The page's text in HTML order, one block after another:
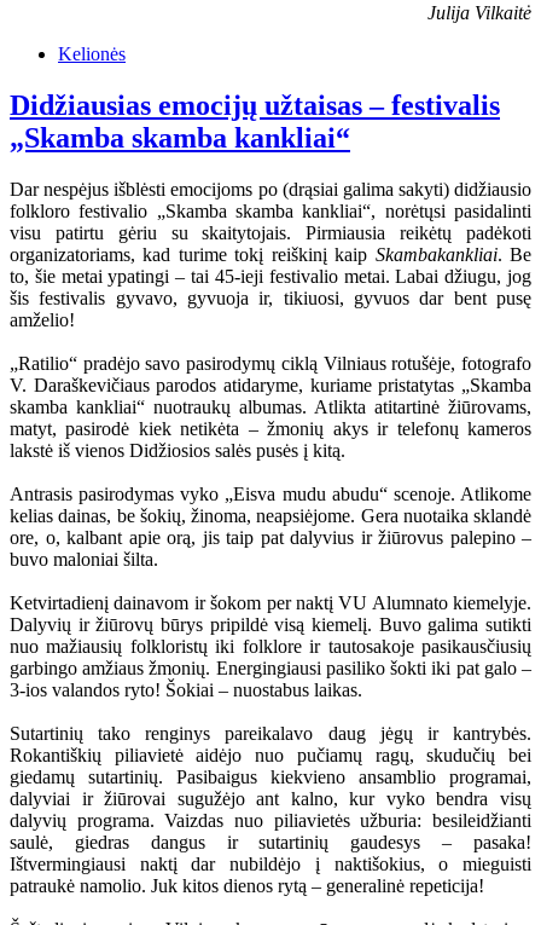
Julija Vilkaitė
Kelionės
Didžiausias emocijų užtaisas – festivalis
„Skamba skamba kankliai“
Dar nespėjus išblėsti emocijoms po (drąsiai galima sakyti) didžiausio
folkloro festivalio „Skamba skamba kankliai“, norėtųsi pasidalinti
visu patirtu gėriu su skaitytojais. Pirmiausia reikėtų padėkoti
organizatoriams, kad turime tokį reiškinį kaip Skambakankliai. Be
to, šie metai ypatingi – tai 45-ieji festivalio metai. Labai džiugu, jog
šis festivalis gyvavo, gyvuoja ir, tikiuosi, gyvuos dar bent pusę
amželio!
„Ratilio“ pradėjo savo pasirodymų ciklą Vilniaus rotušėje, fotografo
V. Daraškevičiaus parodos atidaryme, kuriame pristatytas „Skamba
skamba kankliai“ nuotraukų albumas. Atlikta atitartinė žiūrovams,
matyt, pasirodė kiek netikėta – žmonių akys ir telefonų kameros
lakstė iš vienos Didžiosios salės pusės į kitą.
Antrasis pasirodymas vyko „Eisva mudu abudu“ scenoje. Atlikome
kelias dainas, be šokių, žinoma, neapsiėjome. Gera nuotaika sklandė
ore, o, kalbant apie orą, jis taip pat dalyvius ir žiūrovus palepino –
buvo maloniai šilta.
Ketvirtadienį dainavom ir šokom per naktį VU Alumnato kiemelyje.
Dalyvių ir žiūrovų būrys pripildė visą kiemelį. Buvo galima sutikti
nuo mažiausių folkloristų iki folklore ir tautosakoje pasikausčiusių
garbingo amžiaus žmonių. Energingiausi pasiliko šokti iki pat galo –
3-ios valandos ryto! Šokiai – nuostabus laikas.
Sutartinių tako renginys pareikalavo daug jėgų ir kantrybės.
Rokantiškių piliavietė aidėjo nuo pučiamų ragų, skudučių bei
giedamų sutartinių. Pasibaigus kiekvieno ansamblio programai,
dalyviai ir žiūrovai sugužėjo ant kalno, kur vyko bendra visų
dalyvių programa. Vaizdas nuo piliavietės užburia: besileidžianti
saulė, giedras dangus ir sutartinių gaudesys – pasaka!
Ištvermingiausi naktį dar nubildėjo į naktišokius, o mieguisti
patraukė namolio. Juk kitos dienos rytą – generalinė repeticija!